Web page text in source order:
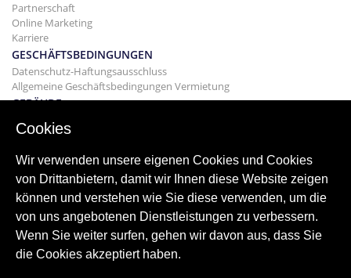
Partnerschaft
Online Marketing
Karriere
GESCHÄFTSBEDINGUNGEN
Datenschutz-Haftungsausschluss
Allgemeine Geschäftsbedingungen Vermietung
GEBÄUDE
Projekte
Kaufen Sie Ihr Haus
Verkaufen
Hypothek
Suchdienst
BLOGGEN
Bloggen
Weltweite Regionen
Cookies
Wir verwenden unsere eigenen Cookies und Cookies
von Drittanbietern, damit wir Ihnen diese Website zeigen
können und verstehen wie Sie diese verwenden, um die
von uns angebotenen Dienstleistungen zu verbessern.
Wenn Sie weiter surfen, gehen wir davon aus, dass Sie
die Cookies akzeptiert haben.